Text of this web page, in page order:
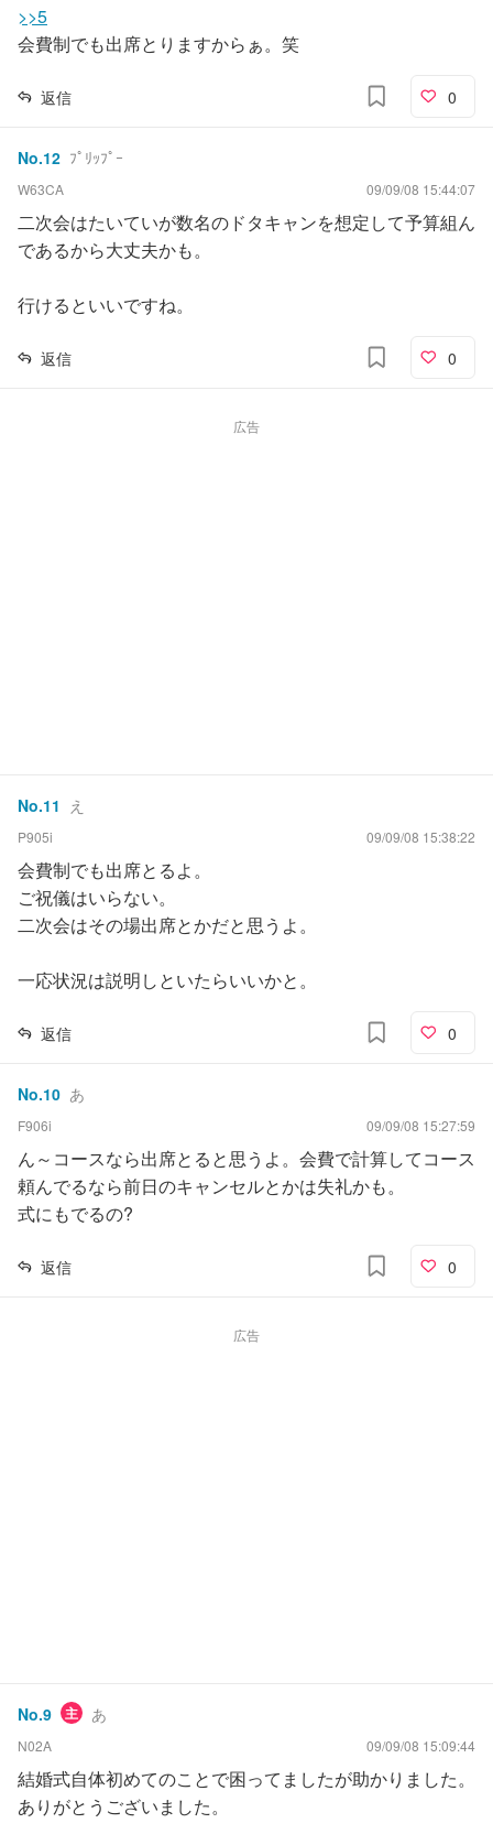
>>5
会費制でも出席とりますからぁ。笑
返信 0
No.12 ﾌﾟﾘｯﾌﾟｰ
W63CA 09/09/08 15:44:07
二次会はたいていが数名のドタキャンを想定して予算組ん
であるから大丈夫かも。
行けるといいですね。
返信 0
広告
No.11 え
P905i 09/09/08 15:38:22
会費制でも出席とるよ。
ご祝儀はいらない。
二次会はその場出席とかだと思うよ。
一応状況は説明しといたらいいかと。
返信 0
No.10 あ
F906i 09/09/08 15:27:59
ん～コースなら出席とると思うよ。会費で計算してコース
頼んでるなら前日のキャンセルとかは失礼かも。
式にもでるの?
返信 0
広告
No.9 主 あ
N02A 09/09/08 15:09:44
結婚式自体初めてのことで困ってましたが助かりました。
ありがとうございました。